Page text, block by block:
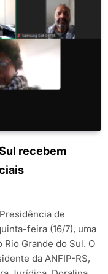
recebem
de
feira (16/7), uma
Grande do Sul. O
da ANFIP-RS,